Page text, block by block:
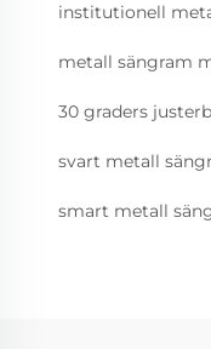
institutionell
metall sängram
30 graders
svart metall
smart metall